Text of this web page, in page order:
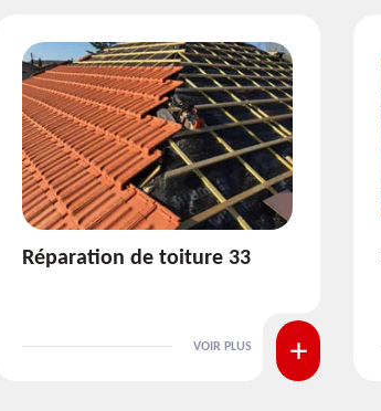
Isolation de toiture 33
VOIR PLUS